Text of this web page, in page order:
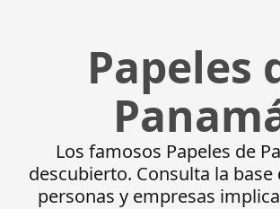
Papeles
Los famosos Papeles de
descubierto. Consulta la base
personas y empresas